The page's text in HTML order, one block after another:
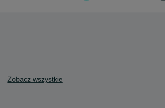
Zobacz wszystkie